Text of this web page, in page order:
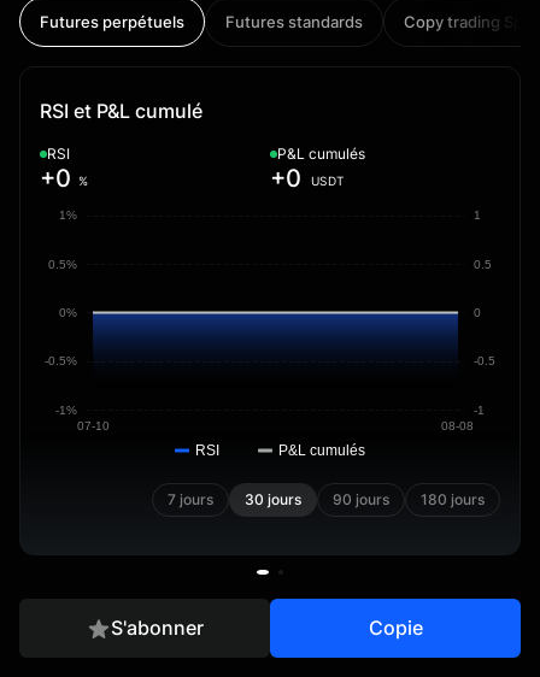
S'abonner Copie
Futures perpétuels Futures standards Copy trading Spot
RSI et P&L cumulé
RSI
+0 %
P&L cumulés
+0 USDT
-1%
-0.5%
0%
0.5%
1%
-1
-0.5
0
0.5
1
07-10 08-08
RSI P&L cumulés
7 jours 30 jours 90 jours 180 jours
Positions Infos copieur